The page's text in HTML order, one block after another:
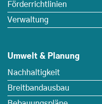
Förderrichtlinien
Verwaltung
Umwelt & Planung
Nachhaltigkeit
Breitbandausbau